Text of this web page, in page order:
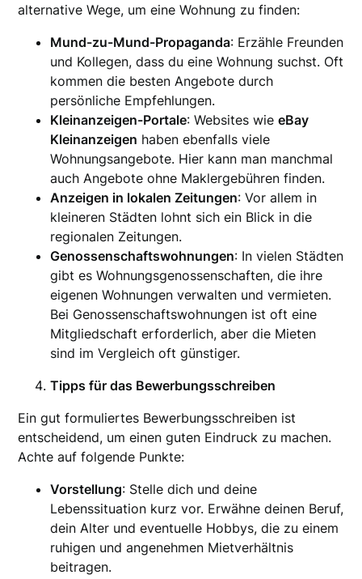
alternative Wege, um eine Wohnung zu finden:
Mund-zu-Mund-Propaganda: Erzähle Freunden
und Kollegen, dass du eine Wohnung suchst. Oft
kommen die besten Angebote durch
persönliche Empfehlungen.
Kleinanzeigen-Portale: Websites wieeBay
Kleinanzeigen haben ebenfalls viele
Wohnungsangebote. Hier kann man manchmal
auch Angebote ohne Maklergebühren finden.
Anzeigen in lokalen Zeitungen: Vor allem in
kleineren Städten lohnt sich ein Blick in die
regionalen Zeitungen.
Genossenschaftswohnungen: In vielen Städten
gibt es Wohnungsgenossenschaften, die ihre
eigenen Wohnungen verwalten und vermieten.
Bei Genossenschaftswohnungen ist oft eine
Mitgliedschaft erforderlich, aber die Mieten
sind im Vergleich oft günstiger.
Tipps für das Bewerbungsschreiben
Ein gut formuliertes Bewerbungsschreiben ist
entscheidend, um einen guten Eindruck zu machen.
Achte auf folgende Punkte:
Vorstellung: Stelle dich und deine
Lebenssituation kurz vor. Erwähne deinen Beruf,
dein Alter und eventuelle Hobbys, die zu einem
ruhigen und angenehmen Mietverhältnis
beitragen.